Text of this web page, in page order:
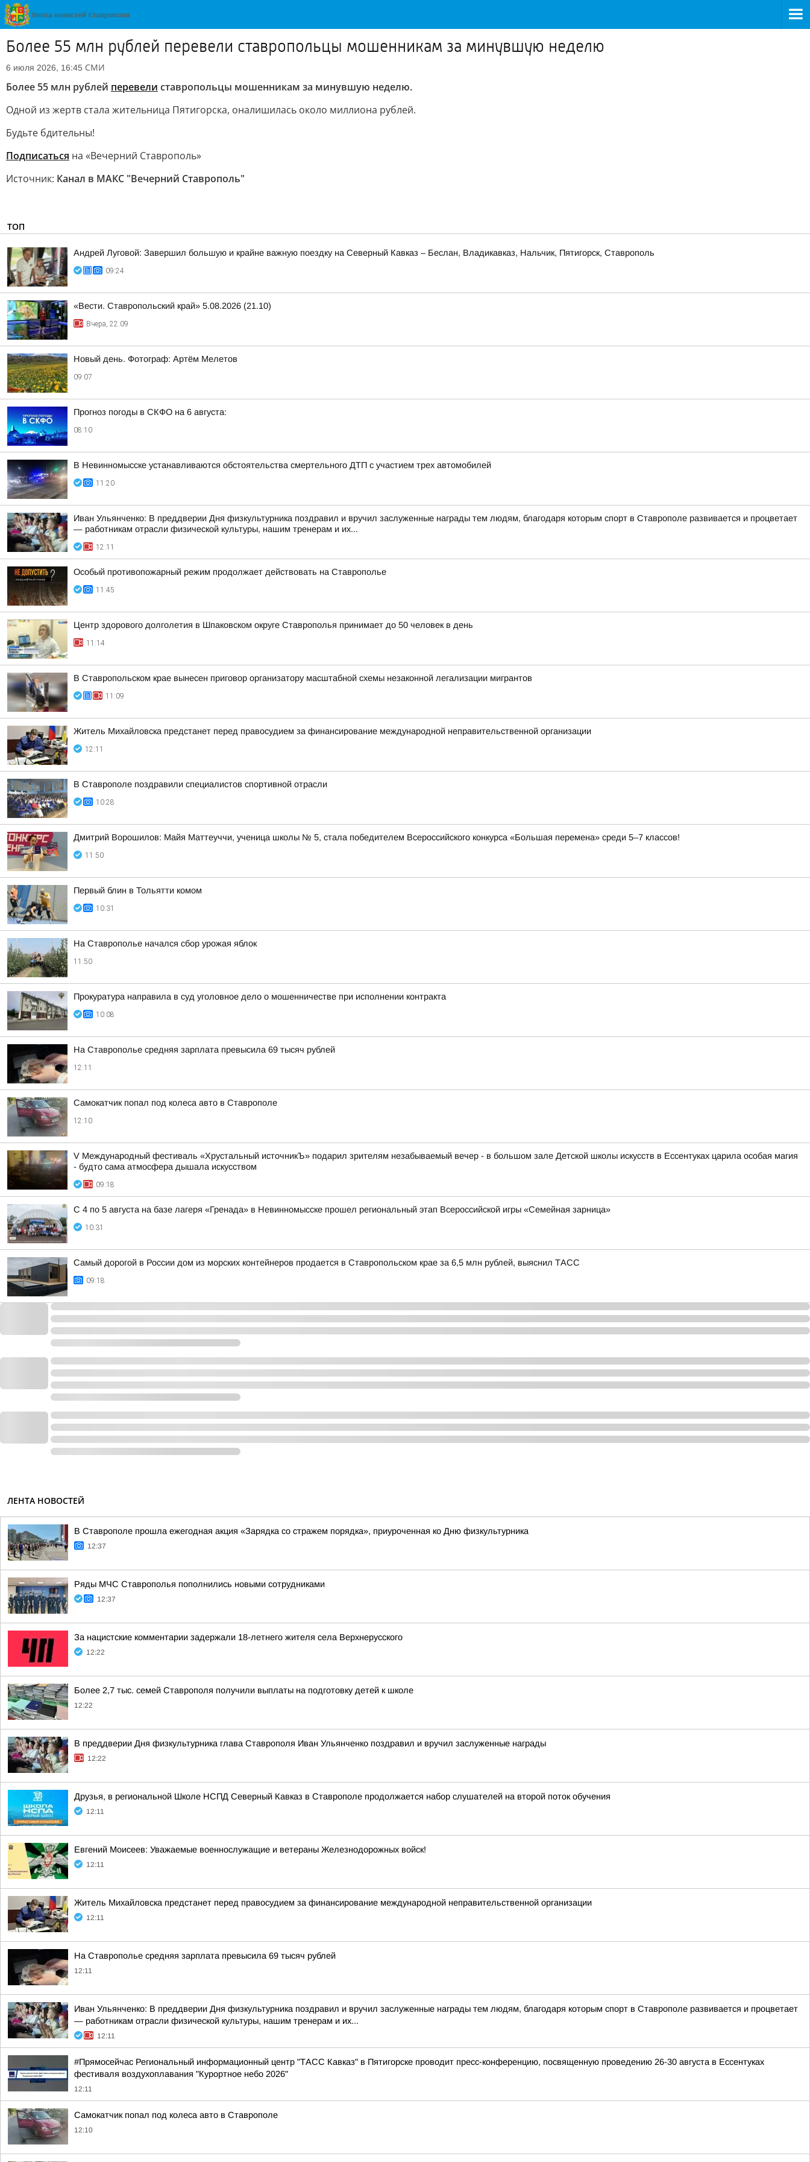
Более 55 млн рублей перевели ставропольцы мошенникам за минувшую неделю
6 июля 2026, 16:45 СМИ
Более 55 млн рублей перевели ставропольцы мошенникам за минувшую неделю.
Одной из жертв стала жительница Пятигорска, оналишилась около миллиона рублей.
Будьте бдительны!
Подписаться на «Вечерний Ставрополь»
Источник: Канал в МАКС "Вечерний Ставрополь"
ТОП
Андрей Луговой: Завершил большую и крайне важную поездку на Северный Кавказ – Беслан, Владикавказ, Нальчик, Пятигорск, Ставрополь
09:24
«Вести. Ставропольский край» 5.08.2026 (21.10)
Вчера, 22:09
Новый день. Фотограф: Артём Мелетов
09:07
Прогноз погоды в СКФО на 6 августа:
08:10
В Невинномысске устанавливаются обстоятельства смертельного ДТП с участием трех автомобилей
11:20
Иван Ульянченко: В преддверии Дня физкультурника поздравил и вручил заслуженные награды тем людям, благодаря которым спорт в Ставрополе развивается и процветает
— работникам отрасли физической культуры, нашим тренерам и их...
12:11
Особый противопожарный режим продолжает действовать на Ставрополье
11:45
Центр здорового долголетия в Шпаковском округе Ставрополья принимает до 50 человек в день
11:14
В Ставропольском крае вынесен приговор организатору масштабной схемы незаконной легализации мигрантов
11:09
Житель Михайловска предстанет перед правосудием за финансирование международной неправительственной организации
12:11
В Ставрополе поздравили специалистов спортивной отрасли
10:28
Дмитрий Ворошилов: Майя Маттеуччи, ученица школы № 5, стала победителем Всероссийского конкурса «Большая перемена» среди 5–7 классов!
11:50
Первый блин в Тольятти комом
10:31
На Ставрополье начался сбор урожая яблок
11:50
Прокуратура направила в суд уголовное дело о мошенничестве при исполнении контракта
10:08
На Ставрополье средняя зарплата превысила 69 тысяч рублей
12:11
Самокатчик попал под колеса авто в Ставрополе
12:10
V Международный фестиваль «Хрустальный источникЪ» подарил зрителям незабываемый вечер - в большом зале Детской школы искусств в Ессентуках царила особая магия
- будто сама атмосфера дышала искусством
09:18
С 4 по 5 августа на базе лагеря «Гренада» в Невинномысске прошел региональный этап Всероссийской игры «Семейная зарница»
10:31
Самый дорогой в России дом из морских контейнеров продается в Ставропольском крае за 6,5 млн рублей, выяснил ТАСС
09:18
ЛЕНТА НОВОСТЕЙ
В Ставрополе прошла ежегодная акция «Зарядка со стражем порядка», приуроченная ко Дню физкультурника
12:37
Ряды МЧС Ставрополья пополнились новыми сотрудниками
12:37
За нацистские комментарии задержали 18-летнего жителя села Верхнерусского
12:22
Более 2,7 тыс. семей Ставрополя получили выплаты на подготовку детей к школе
12:22
В преддверии Дня физкультурника глава Ставрополя Иван Ульянченко поздравил и вручил заслуженные награды
12:22
Друзья, в региональной Школе НСПД Северный Кавказ в Ставрополе продолжается набор слушателей на второй поток обучения
12:11
Евгений Моисеев: Уважаемые военнослужащие и ветераны Железнодорожных войск!
12:11
Житель Михайловска предстанет перед правосудием за финансирование международной неправительственной организации
12:11
На Ставрополье средняя зарплата превысила 69 тысяч рублей
12:11
Иван Ульянченко: В преддверии Дня физкультурника поздравил и вручил заслуженные награды тем людям, благодаря которым спорт в Ставрополе развивается и процветает
— работникам отрасли физической культуры, нашим тренерам и их...
12:11
#Прямосейчас Региональный информационный центр "ТАСС Кавказ" в Пятигорске проводит пресс-конференцию, посвященную проведению 26-30 августа в Ессентуках
фестиваля воздухоплавания "Курортное небо 2026"
12:11
Самокатчик попал под колеса авто в Ставрополе
12:10